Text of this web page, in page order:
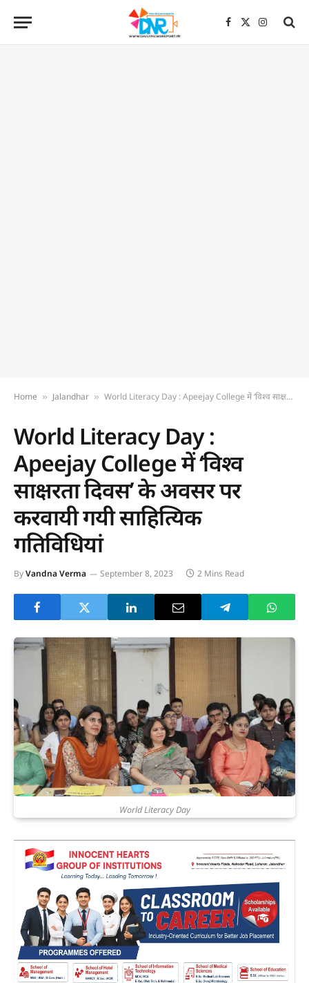
Facebook
X
Home » Jalandhar » World Literacy Day : Apeejay College में ‘विश्व साक्षरता दिवस’ के अवसर पर करवायी गयी साहित्यिक गतिविधियां
World Literacy Day :
Apeejay College में ‘विश्व
साक्षरता दिवस’ के अवसर पर
करवायी गयी साहित्यिक
गतिविधियां
ByVandna Verma September 8, 2023 2 Mins Read
World Literacy Day